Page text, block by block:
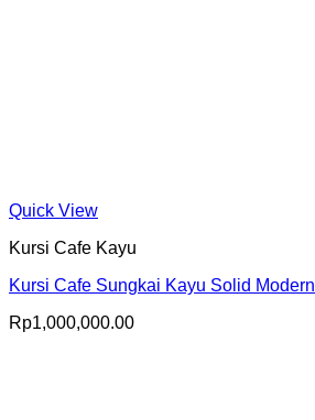
Quick View
Kursi Cafe Kayu
Kursi Cafe Sungkai Kayu Solid Modern
Rp1,000,000.00